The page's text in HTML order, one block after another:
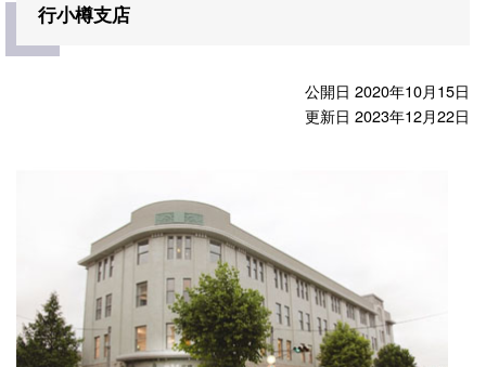
行小樽支店
公開日 2020年10月15日
更新日 2023年12月22日